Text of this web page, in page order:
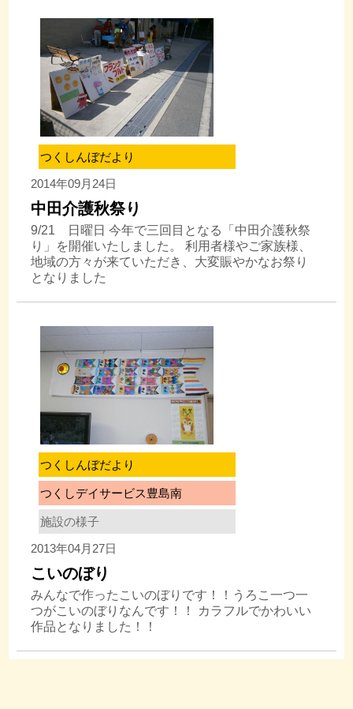
つくしんぼだより
2014年09月24日
中田介護秋祭り
9/21 日曜日 今年で三回目となる「中田介護秋祭
り」を開催いたしました。 利用者様やご家族様、
地域の方々が来ていただき、大変賑やかなお祭り
となりました
つくしんぼだより
つくしデイサービス豊島南
施設の様子
2013年04月27日
こいのぼり
みんなで作ったこいのぼりです！！うろこ一つ一
つがこいのぼりなんです！！ カラフルでかわいい
作品となりました！！